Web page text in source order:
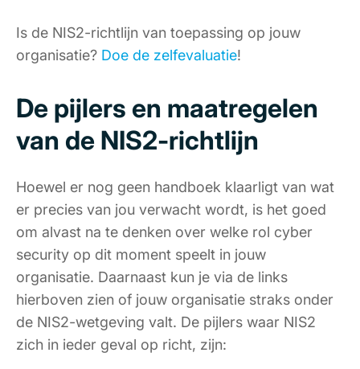
Is de NIS2-richtlijn van toepassing op jouw
organisatie? Doe de zelfevaluatie!
De pijlers en maatregelen
van de NIS2-richtlijn
Hoewel er nog geen handboek klaarligt van wat
er precies van jou verwacht wordt, is het goed
om alvast na te denken over welke rol cyber
security op dit moment speelt in jouw
organisatie. Daarnaast kun je via de links
hierboven zien of jouw organisatie straks onder
de NIS2-wetgeving valt. De pijlers waar NIS2
zich in ieder geval op richt, zijn: